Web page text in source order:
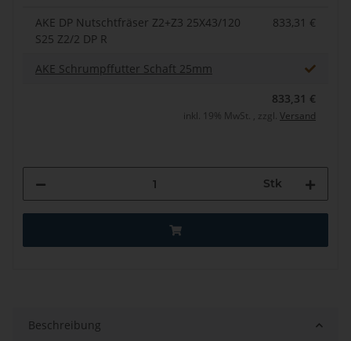
AKE DP Nutschtfräser Z2+Z3 25X43/120
S25 Z2/2 DP R
833,31 €
AKE Schrumpffutter Schaft 25mm
833,31 €
inkl. 19% MwSt. , zzgl. Versand
Stk
Beschreibung